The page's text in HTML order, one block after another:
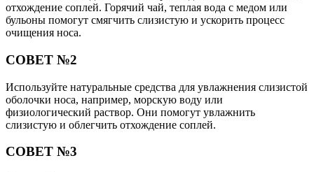
отхождение соплей. Горячий чай, теплая вода с медом или
бульоны помогут смягчить слизистую и ускорить процесс
очищения носа.
СОВЕТ №2
Используйте натуральные средства для увлажнения слизистой
оболочки носа, например, морскую воду или
физиологический раствор. Они помогут увлажнить
слизистую и облегчить отхождение соплей.
СОВЕТ №3